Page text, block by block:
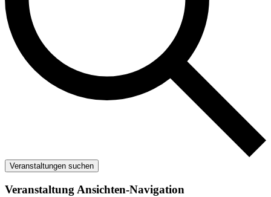
Veranstaltungen suchen
Veranstaltung Ansichten-Navigation